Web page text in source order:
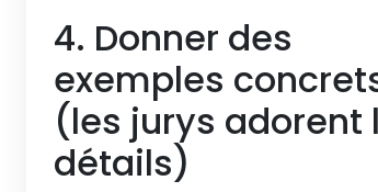
4. Donner des
exemples
(les jurys adorent
détails)